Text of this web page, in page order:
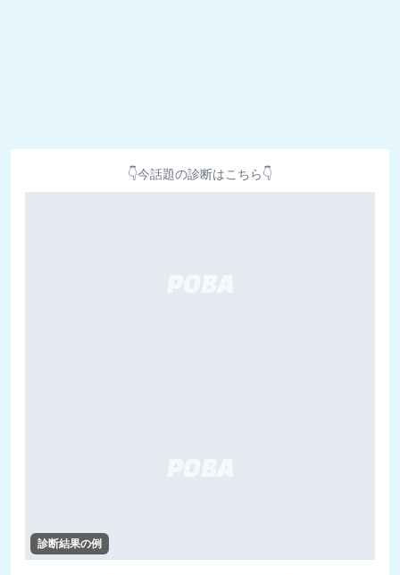
👇今話題の診断はこちら👇
診断結果の例